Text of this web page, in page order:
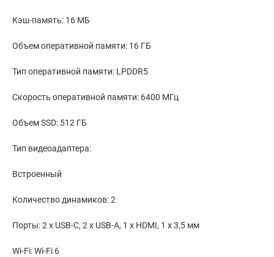
Кэш-память: 16 МБ
Объем оперативной памяти: 16 ГБ
Тип оперативной памяти: LPDDR5
Скорость оперативной памяти: 6400 МГц
Объем SSD: 512 ГБ
Тип видеоадаптера:
Встроенный
Количество динамиков: 2
Порты: 2 x USB-C, 2 x USB-A, 1 x HDMI, 1 x 3,5 мм
Wi-Fi: Wi-Fi 6